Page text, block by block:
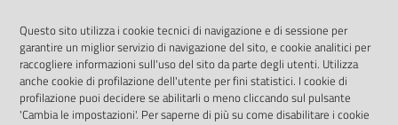
solo alle condizioni previste dalla direttiva
comunitaria 2003/98/CE e dal d.lgs. 36/2006
SOCIAL
Questo sito utilizza i cookie tecnici di navigazione e di sessione per
garantire un miglior servizio di navigazione del sito, e cookie analitici per
raccogliere informazioni sull'uso del sito da parte degli utenti. Utilizza
anche cookie di profilazione dell'utente per fini statistici. I cookie di
profilazione puoi decidere se abilitarli o meno cliccando sul pulsante
'Cambia le impostazioni'. Per saperne di più su come disabilitare i cookie